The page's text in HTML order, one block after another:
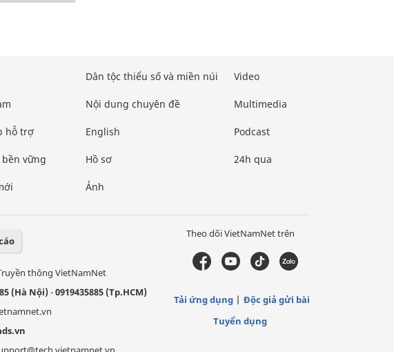
hỗ trợ
vững
Dân tộc thiểu số và miền núi
Nội dung chuyên đề
English
Hồ sơ
Ảnh
Video
Multimedia
Podcast
24h qua
thông VietNamNet
(Hà Nội)-0919435885 (Tp.HCM)
Theo dõi VietNamNet trên
Tải ứng dụng
Độc giả gửi bài
Tuyển dụng